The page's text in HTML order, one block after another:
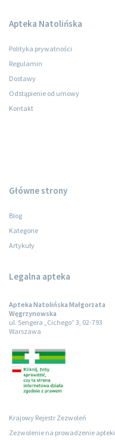
Apteka Natolińska
Polityka prywatności
Regulamin
Dostawy
Odstąpienie od umowy
Kontakt
Główne strony
Blog
Kategorie
Artykuły
Legalna apteka
Apteka Natolińska Małgorzata
Węgrzynowska
ul. Sengera „Cichego” 3, 02-793
Warszawa
Krajowy Rejestr Zezwoleń
Zezwolenie na prowadzenie apteki